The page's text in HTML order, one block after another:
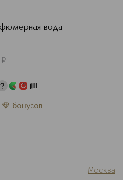
вода
¤
бонусов
Москва